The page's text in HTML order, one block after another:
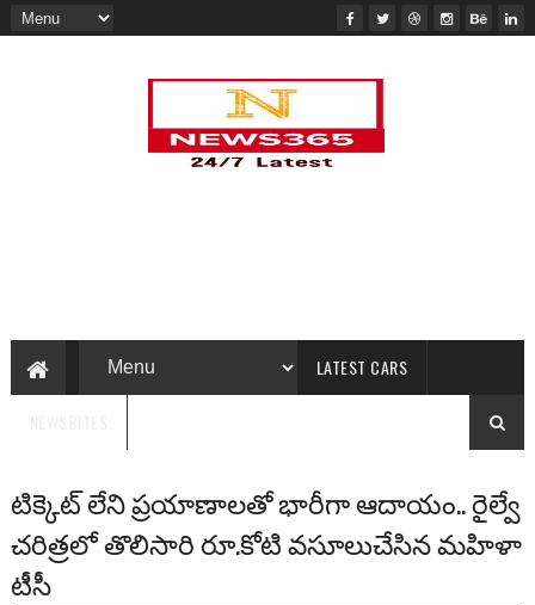
LATEST CARS
టిక్కెట్ లేని ప్రయాణాలతో భారీగా ఆదాయం.. రైల్వే
చరిత్రలో తొలిసారి రూ.కోటి వసూలుచేసిన మహిళా
టీసీ